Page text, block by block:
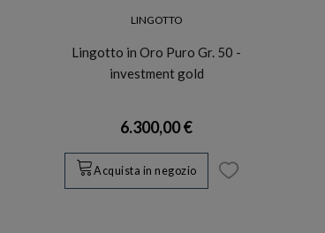
LINGOTTO
Lingotto in Oro Puro Gr. 50 -
investment gold
6.300,00 €
Acquista in negozio